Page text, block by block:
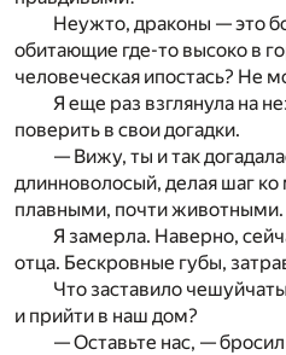
Неужто, драконы — это
обитающие где-то высоко в
человеческая ипостась? Не
Я еще раз взглянула на
поверить в свои догадки.
— Вижу, ты и так
длинноволосый, делая шаг
плавными, почти животными.
Я замерла. Наверно,
отца. Бескровные губы,
Что заставило
и прийти в наш дом?
— Оставьте нас, —